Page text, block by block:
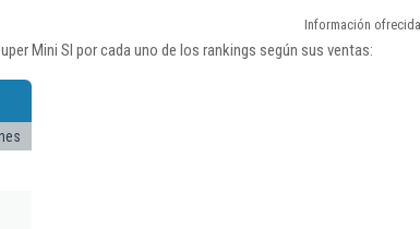
Información
Mini Sl por cada uno de los rankings según sus ventas: